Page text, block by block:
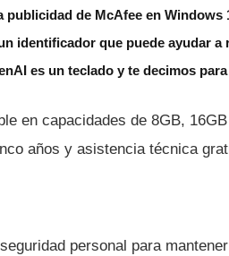
de McAfee en Windows
identificador que puede ayudar a
es un teclado y te decimos
en capacidades de 8GB,
años y asistencia técnica
personal para